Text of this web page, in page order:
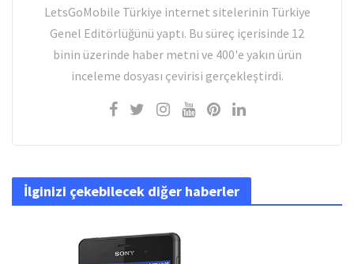
LetsGoMobile Türkiye internet sitelerinin Türkiye
Genel Editörlüğünü yaptı. Bu süreç içerisinde 12
binin üzerinde haber metni ve 400'e yakın ürün
inceleme dosyası çevirisi gerçekleştirdi.
İlginizi çekebilecek diğer haberler